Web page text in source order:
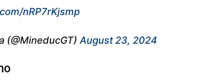
nRP7rKjsmp
(@MineducGT)August 23, 2024